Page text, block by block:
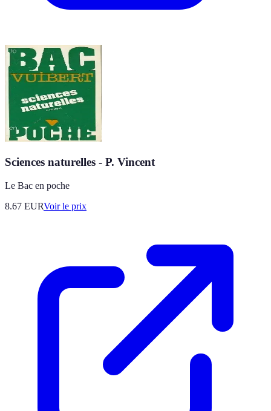
Sciences naturelles - P. Vincent
Le Bac en poche
8.67 EURVoir le prix